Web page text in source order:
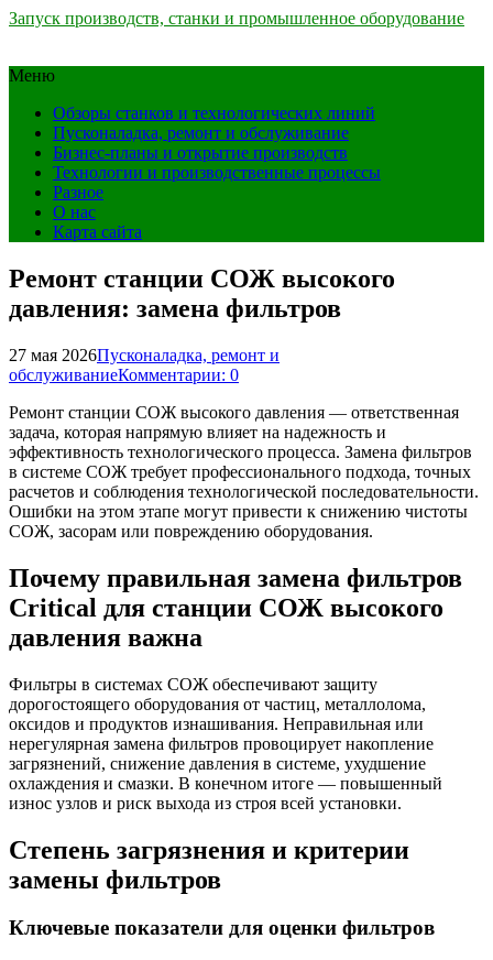
Запуск производств, станки и промышленное оборудование
Меню
Обзоры станков и технологических линий
Пусконаладка, ремонт и обслуживание
Бизнес-планы и открытие производств
Технологии и производственные процессы
Разное
О нас
Карта сайта
Ремонт станции СОЖ высокого
давления: замена фильтров
27 мая 2026Пусконаладка, ремонт и
обслуживаниеКомментарии: 0
Ремонт станции СОЖ высокого давления — ответственная
задача, которая напрямую влияет на надежность и
эффективность технологического процесса. Замена фильтров
в системе СОЖ требует профессионального подхода, точных
расчетов и соблюдения технологической последовательности.
Ошибки на этом этапе могут привести к снижению чистоты
СОЖ, засорам или повреждению оборудования.
Почему правильная замена фильтров
Critical для станции СОЖ высокого
давления важна
Фильтры в системах СОЖ обеспечивают защиту
дорогостоящего оборудования от частиц, металлолома,
оксидов и продуктов изнашивания. Неправильная или
нерегулярная замена фильтров провоцирует накопление
загрязнений, снижение давления в системе, ухудшение
охлаждения и смазки. В конечном итоге — повышенный
износ узлов и риск выхода из строя всей установки.
Степень загрязнения и критерии
замены фильтров
Ключевые показатели для оценки фильтров